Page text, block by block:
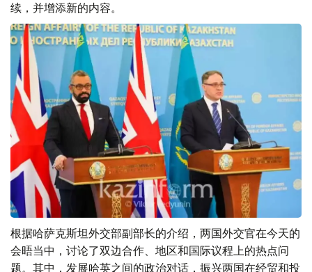
续，并增添新的内容。
根据哈萨克斯坦外交部副部长的介绍，两国外交官在今天的
会晤当中，讨论了双边合作、地区和国际议程上的热点问
题。其中，发展哈英之间的政治对话，振兴两国在经贸和投